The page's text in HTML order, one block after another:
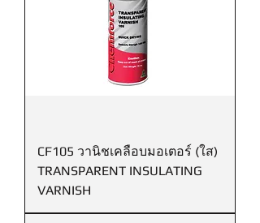
CF105 วานิชเคลือบมอเตอร์ (ใส)
TRANSPARENT INSULATING
VARNISH